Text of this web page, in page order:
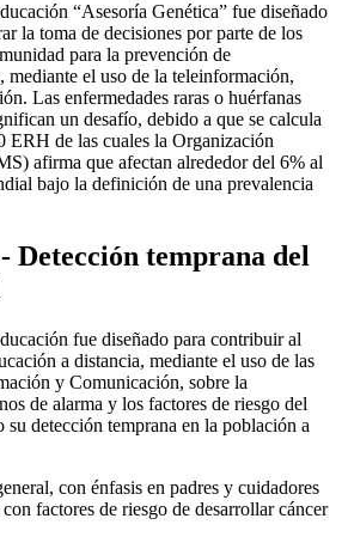
“Asesoría Genética” fue diseñado
la toma de decisiones por parte de los
para la prevención de
mediante el uso de la teleinformación,
Las enfermedades raras o huérfanas
un desafío, debido a que se calcula
ERH de las cuales la Organización
afirma que afectan alrededor del 6% al
bajo la definición de una prevalencia
Detección temprana del
fue diseñado para contribuir al
a distancia, mediante el uso de las
y Comunicación, sobre la
de alarma y los factores de riesgo del
detección temprana en la población a
con énfasis en padres y cuidadores
factores de riesgo de desarrollar cáncer